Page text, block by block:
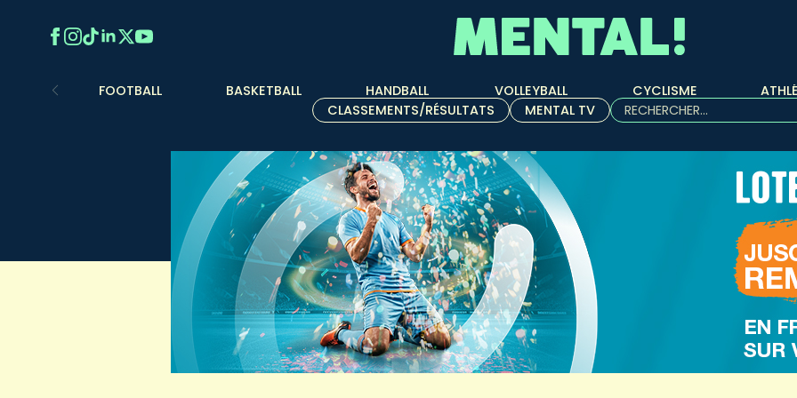
FOOTBALL BASKETBALL HANDBALL VOLLEYBALL CYCLISME
CLASSEMENTS/RÉSULTATS
MENTAL TV
Rechercher :